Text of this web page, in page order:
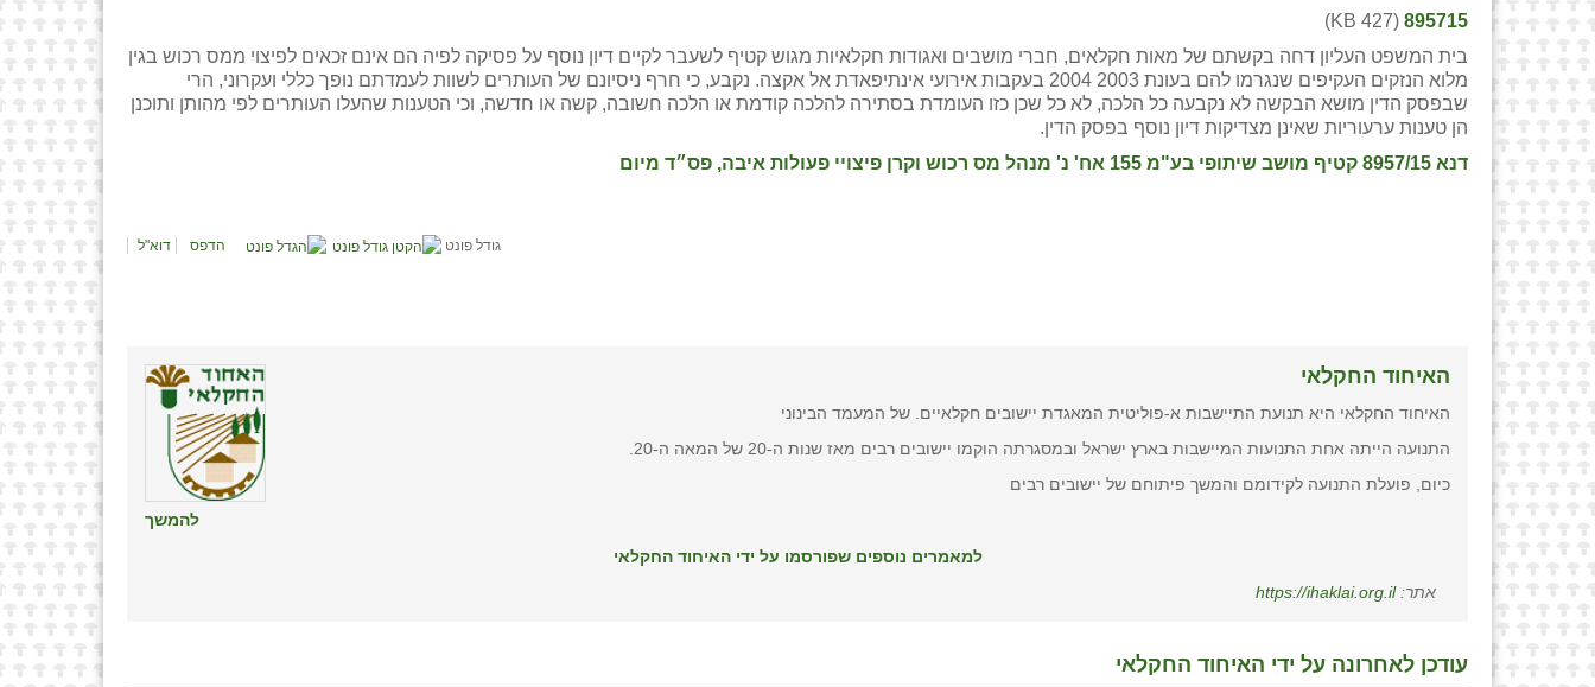
895715
(427 KB)
בית המשפט העליון דחה בקשתם של מאות חקלאים, חברי מושבים ואגודות חקלאיות מגוש קטיף לשעבר לקיים דיון נוסף על פסיקה לפיה הם אינם זכאים לפיצוי ממס רכוש בגין
מלוא הנזקים העקיפים שנגרמו להם בעונת 2003 2004 בעקבות אירועי אינתיפאדת אל אקצה. נקבע, כי חרף ניסיונם של העותרים לשוות לעמדתם נופך כללי ועקרוני, הרי
שבפסק הדין מושא הבקשה לא נקבעה כל הלכה, לא כל שכן כזו העומדת בסתירה להלכה קודמת או הלכה חשובה, קשה או חדשה, וכי הטענות שהעלו העותרים לפי מהותן ותוכנן
הן טענות ערעוריות שאינן מצדיקות דיון נוסף בפסק הדין.
דנא 8957/15 קטיף מושב שיתופי בע"מ 155 אח' נ' מנהל מס רכוש וקרן פיצויי פעולות איבה, פס״ד מיום
גודל פונט הדפס דוא"ל
האיחוד החקלאי
האיחוד החקלאי היא תנועת התיישבות א-פוליטית המאגדת יישובים חקלאיים. של המעמד הבינוני
התנועה הייתה אחת התנועות המיישבות בארץ ישראל ובמסגרתה הוקמו יישובים רבים מאז שנות ה-20 של המאה ה-20.
כיום, פועלת התנועה לקידומם והמשך פיתוחם של יישובים רבים
להמשך
למאמרים נוספים שפורסמו על ידי האיחוד החקלאי
אתר:https://ihaklai.org.il
עודכן לאחרונה על ידי האיחוד החקלאי